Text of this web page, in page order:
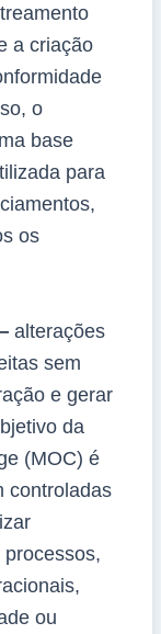
a criação
o
base
para
os
alterações
sem
e gerar
da
(MOC) é
controladas
ou